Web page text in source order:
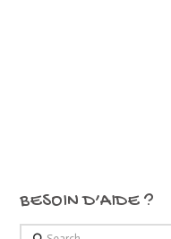
BESOIN D’AIDE ?
Search